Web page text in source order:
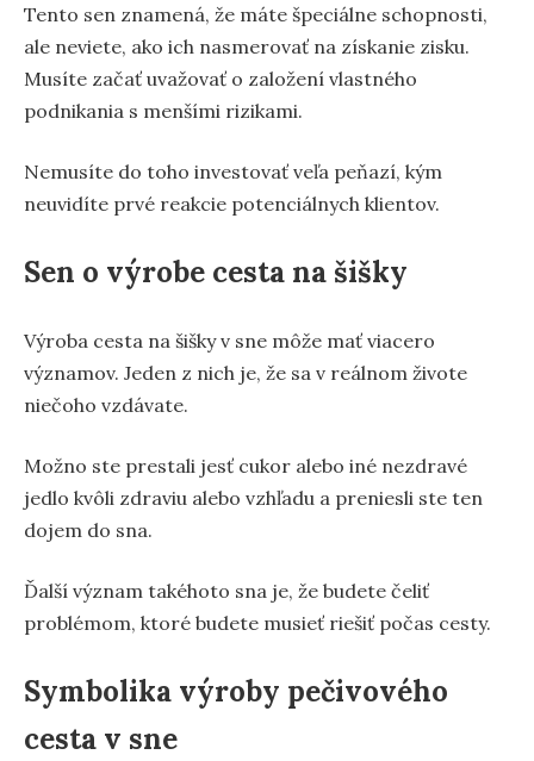
Tento sen znamená, že máte špeciálne schopnosti,
ale neviete, ako ich nasmerovať na získanie zisku.
Musíte začať uvažovať o založení vlastného
podnikania s menšími rizikami.
Nemusíte do toho investovať veľa peňazí, kým
neuvidíte prvé reakcie potenciálnych klientov.
Sen o výrobe cesta na šišky
Výroba cesta na šišky v sne môže mať viacero
významov. Jeden z nich je, že sa v reálnom živote
niečoho vzdávate.
Možno ste prestali jesť cukor alebo iné nezdravé
jedlo kvôli zdraviu alebo vzhľadu a preniesli ste ten
dojem do sna.
Ďalší význam takéhoto sna je, že budete čeliť
problémom, ktoré budete musieť riešiť počas cesty.
Symbolika výroby pečivového
cesta v sne